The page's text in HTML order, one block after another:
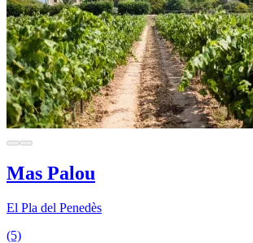
Mas Palou
El Pla del Penedès
(5)